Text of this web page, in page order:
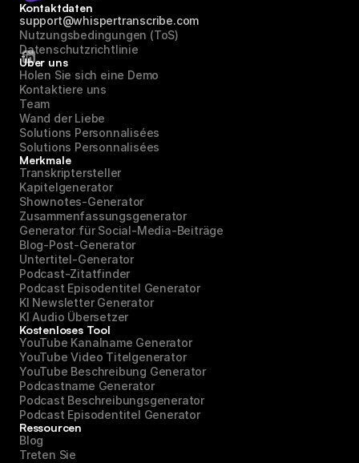
Kontaktdaten
support@whispertranscribe.com
Nutzungsbedingungen (ToS)
Datenschutzrichtlinie
Über uns
Holen Sie sich eine Demo
Kontaktiere uns
Team
Wand der Liebe
Solutions Personnalisées
Solutions Personnalisées
Merkmale
Transkriptersteller
Kapitelgenerator
Shownotes-Generator
Zusammenfassungsgenerator
Generator für Social-Media-Beiträge
Blog-Post-Generator
Untertitel-Generator
Podcast-Zitatfinder
Podcast Episodentitel Generator
KI Newsletter Generator
KI Audio Übersetzer
Kostenloses Tool
YouTube Kanalname Generator
YouTube Video Titelgenerator
YouTube Beschreibung Generator
Podcastname Generator
Podcast Beschreibungsgenerator
Podcast Episodentitel Generator
Ressourcen
Blog
Treten Sie